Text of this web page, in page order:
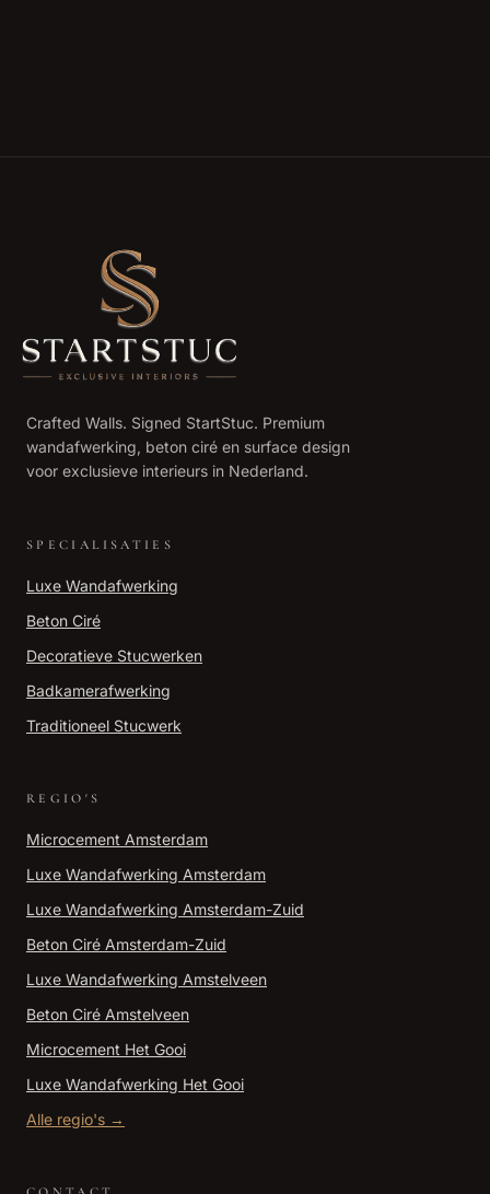
Crafted Walls. Signed StartStuc. Premium
wandafwerking, beton ciré en surface design
voor exclusieve interieurs in Nederland.
SPECIALISATIES
Luxe Wandafwerking
Beton Ciré
Decoratieve Stucwerken
Badkamerafwerking
Traditioneel Stucwerk
REGIO'S
Microcement Amsterdam
Luxe Wandafwerking Amsterdam
Luxe Wandafwerking Amsterdam-Zuid
Beton Ciré Amsterdam-Zuid
Luxe Wandafwerking Amstelveen
Beton Ciré Amstelveen
Microcement Het Gooi
Luxe Wandafwerking Het Gooi
Alle regio's →